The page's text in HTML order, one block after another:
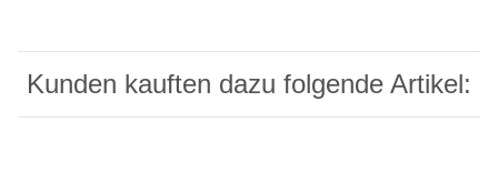
Kunden kauften dazu folgende Artikel: